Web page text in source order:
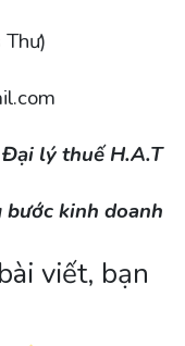
Đại lý thuế H.A.T
kinh doanh
viết, bạn